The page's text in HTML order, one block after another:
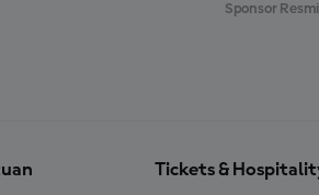
Sponsor Resmi
Tickets &